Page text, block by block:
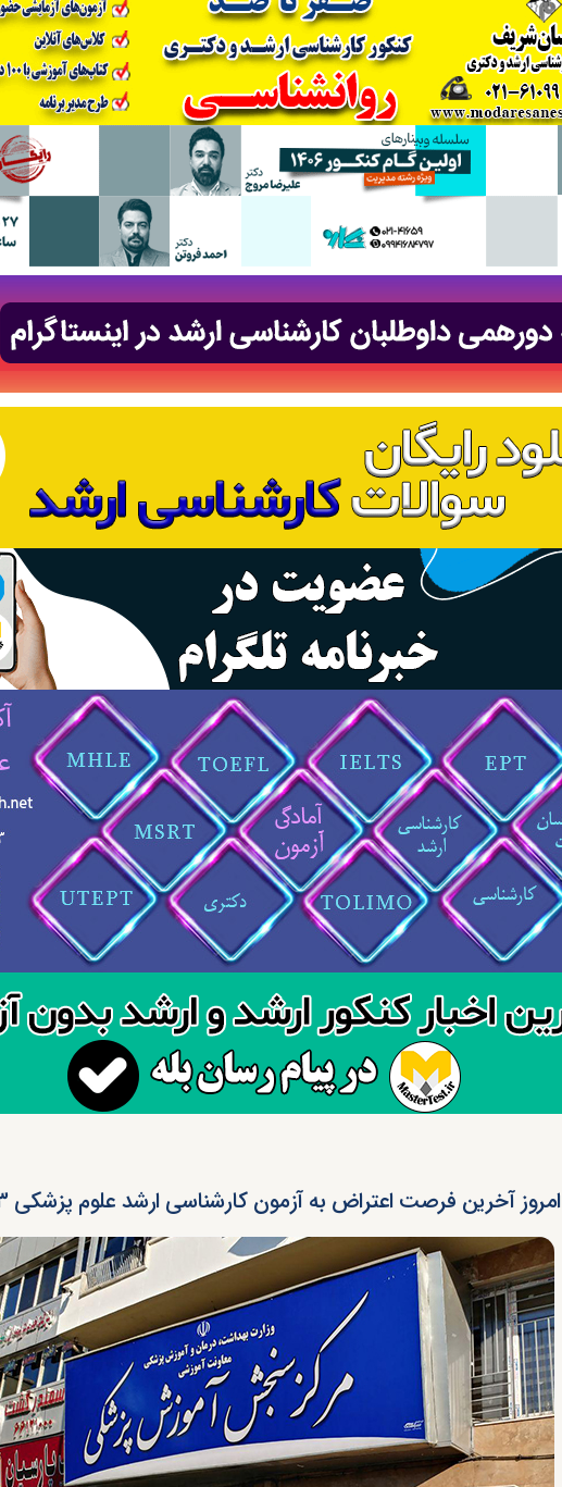
امروز آخرین فرصت اعتراض به آزمون کارشناسی ارشد علوم پزشکی ۱۴۰۳